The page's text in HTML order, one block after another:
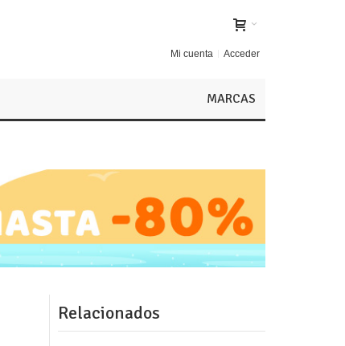
Mi cuenta Acceder
MARCAS
Relacionados